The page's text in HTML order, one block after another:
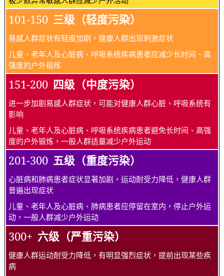
101-150 三级（轻度污染）
易感人群症状有轻度加剧，健康人群出现刺激症状
儿童、老年人及心脏病、呼吸系统疾病患者应减少长时间、高
强度的户外锻炼
151-200 四级（中度污染）
进一步加剧易感人群症状，可能对健康人群心脏、呼吸系统有
影响
儿童、老年人及心脏病、呼吸系统疾病患者避免长时间、高强
度的户外锻炼，一般人群适量减少户外运动
201-300 五级（重度污染）
心脏病和肺病患者症状显著加剧，运动耐受力降低，健康人群
普遍出现症状
儿童、老年人及心脏病、肺病患者应停留在室内，停止户外运
动，一般人群减少户外运动
300+ 六级（严重污染）
健康人群运动耐受力降低，有明显强烈症状，提前出现某些疾
病